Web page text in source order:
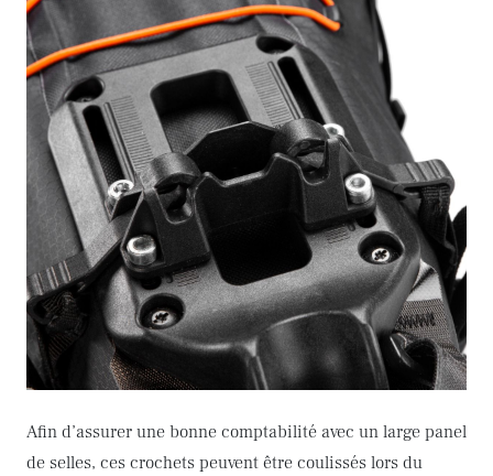
Afin d’assurer une bonne comptabilité avec un large panel
de selles, ces crochets peuvent être coulissés lors du